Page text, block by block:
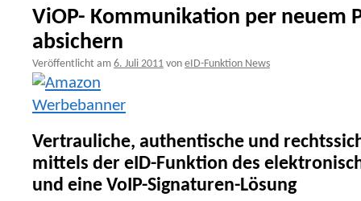
ViOP- Kommunikation per neuem
absichern
Veröffentlicht am 6. Juli 2011 von eID-Funktion News
Vertrauliche, authentische und
mittels der eID-Funktion des
und eine VoIP-Signaturen-Lösung